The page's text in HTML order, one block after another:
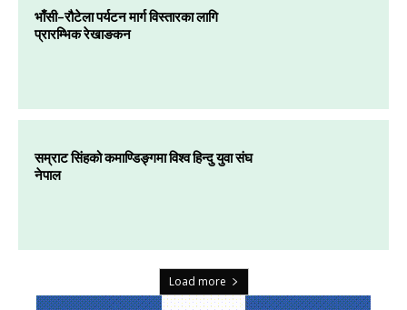
भाँसी–रौटेला पर्यटन मार्ग विस्तारका लागि
प्रारम्भिक रेखाङकन
सम्राट सिंहको कमाण्डिङ्गमा विश्व हिन्दु युवा संघ
नेपाल
Load more